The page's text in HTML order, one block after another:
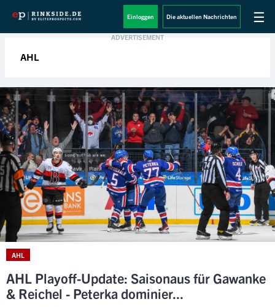
☰
Die aktuellen Nachrichten
Einloggen
AHL
AHL
AHL Playoff-Update: Saisonaus für Gawanke
& Reichel - Peterka dominier...